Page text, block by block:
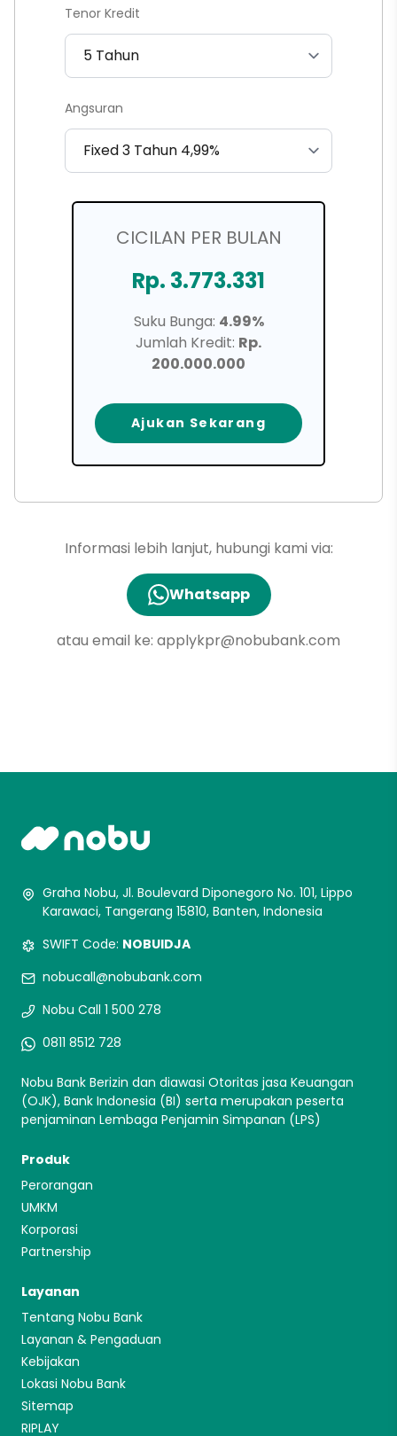
Tenor Kredit
Angsuran
CICILAN PER BULAN
Rp. 3.773.331
Suku Bunga: 4.99%
Jumlah Kredit: Rp.
200.000.000
Ajukan Sekarang
Informasi lebih lanjut, hubungi kami via:
Whatsapp
atau email ke: applykpr@nobubank.com
Graha Nobu, Jl. Boulevard Diponegoro No. 101, Lippo
Karawaci, Tangerang 15810, Banten, Indonesia
SWIFT Code: NOBUIDJA
nobucall@nobubank.com
Nobu Call 1 500 278
0811 8512 728
Nobu Bank Berizin dan diawasi Otoritas jasa Keuangan
(OJK), Bank Indonesia (BI) serta merupakan peserta
penjaminan Lembaga Penjamin Simpanan (LPS)
Produk
Perorangan
UMKM
Korporasi
Partnership
Layanan
Tentang Nobu Bank
Layanan & Pengaduan
Kebijakan
Lokasi Nobu Bank
Sitemap
RIPLAY